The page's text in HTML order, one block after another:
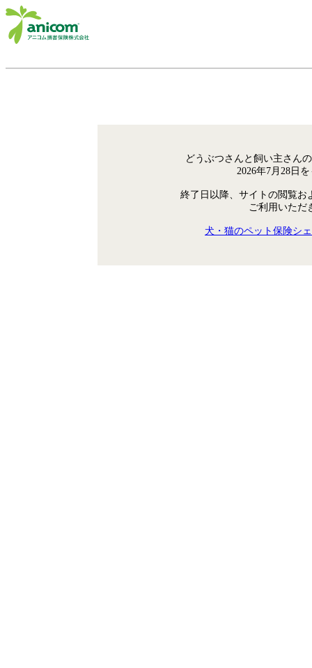
どうぶつさんと飼い主さん
2026年7月28日
終了日以降、サイトの閲覧お
ご利用いただ
犬・猫のペット保険シ